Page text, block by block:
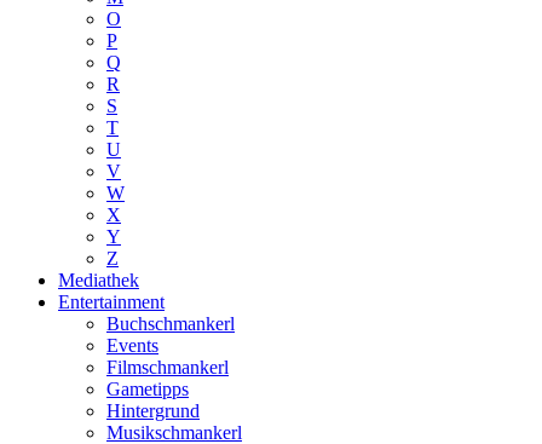
O
P
Q
R
S
T
U
V
W
X
Y
Z
Mediathek
Entertainment
Buchschmankerl
Events
Filmschmankerl
Gametipps
Hintergrund
Musikschmankerl